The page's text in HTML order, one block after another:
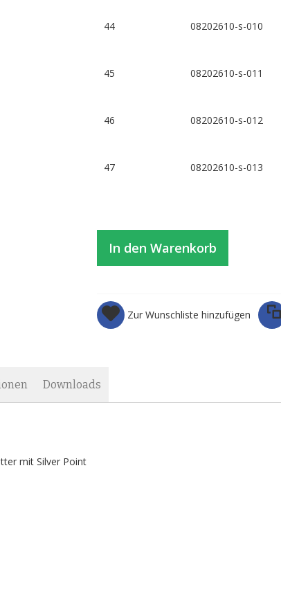
44 08202610-s-010
45 08202610-s-011
46 08202610-s-012
47 08202610-s-013
In den Warenkorb
Zur Wunschliste hinzufügen
mit Silver Point
Downloads